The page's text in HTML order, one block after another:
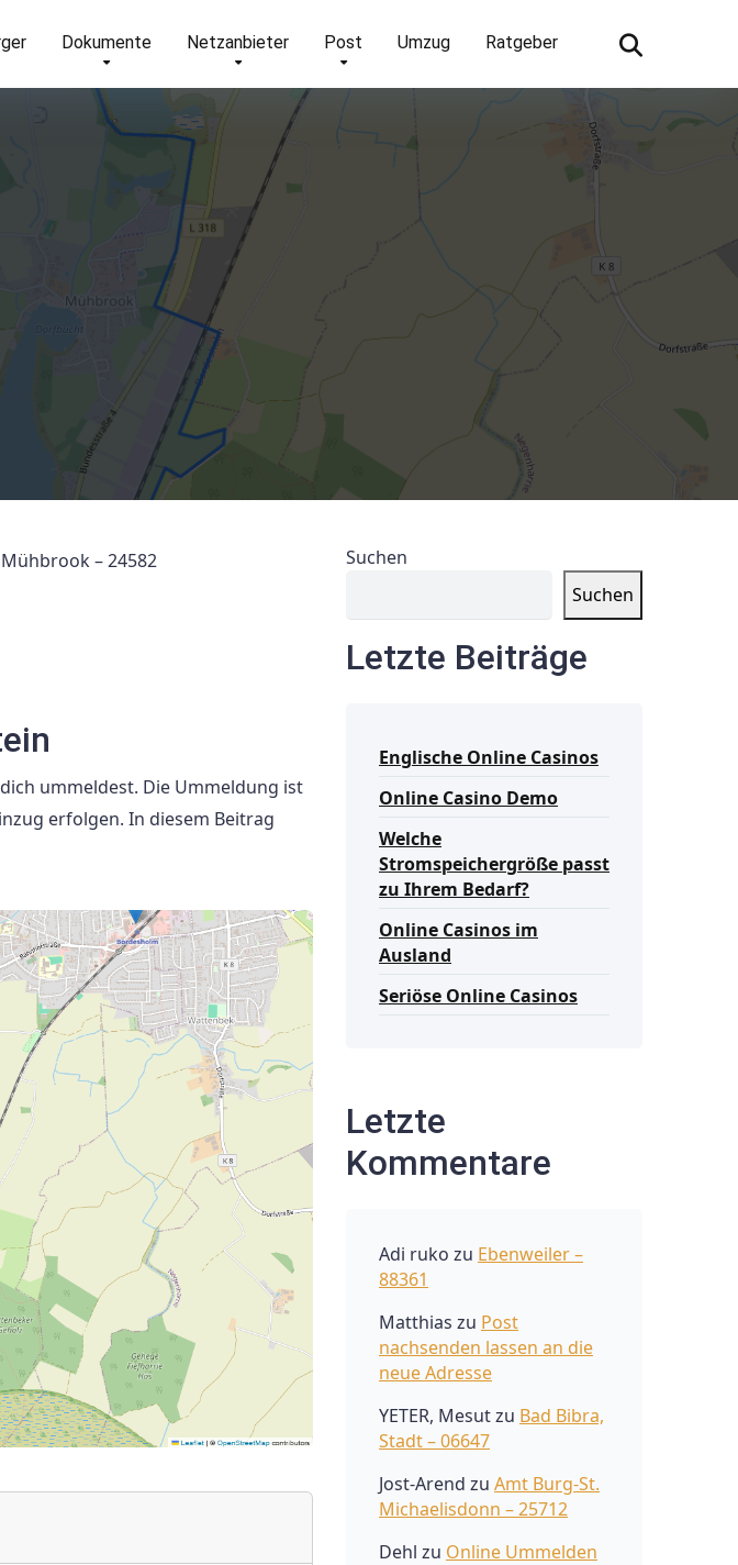
Dokumente Netzanbieter Post Umzug Ratgeber
Mühbrook – 24582
ummeldest. Die Ummeldung ist
erfolgen. In diesem Beitrag
Suchen
Suchen
Letzte Beiträge
Englische Online Casinos
Online Casino Demo
Welche
Stromspeichergröße passt
zu Ihrem Bedarf?
Online Casinos im
Ausland
Seriöse Online Casinos
Letzte
Kommentare
Adi ruko zu Ebenweiler –
88361
Matthias zu Post
nachsenden lassen an die
neue Adresse
YETER, Mesutzu Bad Bibra,
Stadt – 06647
Jost-Arend zu Amt Burg-St.
Michaelisdonn – 25712
Dehl zu Online Ummelden